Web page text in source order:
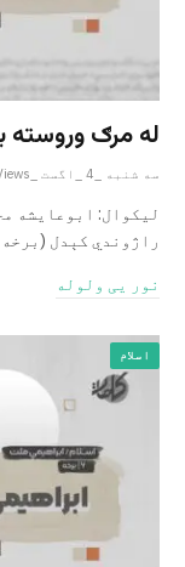
له مرګ وروسته
سه شنبه _4 _اگست _2026AH 4-8-2026AD
لیکوال: ابوعایشه
راژوندي کېدل (برخه : ۳۱) سریزه:
نور یی ولوله
اسلام